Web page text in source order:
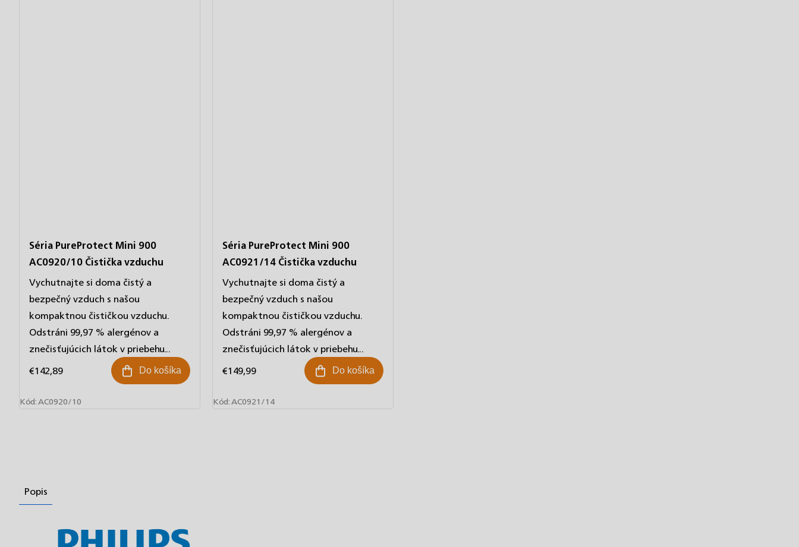
Séria PureProtect Mini 900
AC0920/10 Čistička vzduchu
€142,89 Do košíka
Vychutnajte si doma čistý a
bezpečný vzduch s našou
kompaktnou čističkou vzduchu.
Odstráni 99,97 % alergénov a
znečisťujúcich látok v priebehu...
Kód:AC0920/10
Séria PureProtect Mini 900
AC0921/14 Čistička vzduchu
€149,99 Do košíka
Vychutnajte si doma čistý a
bezpečný vzduch s našou
kompaktnou čističkou vzduchu.
Odstráni 99,97 % alergénov a
znečisťujúcich látok v priebehu...
Kód:AC0921/14
Popis